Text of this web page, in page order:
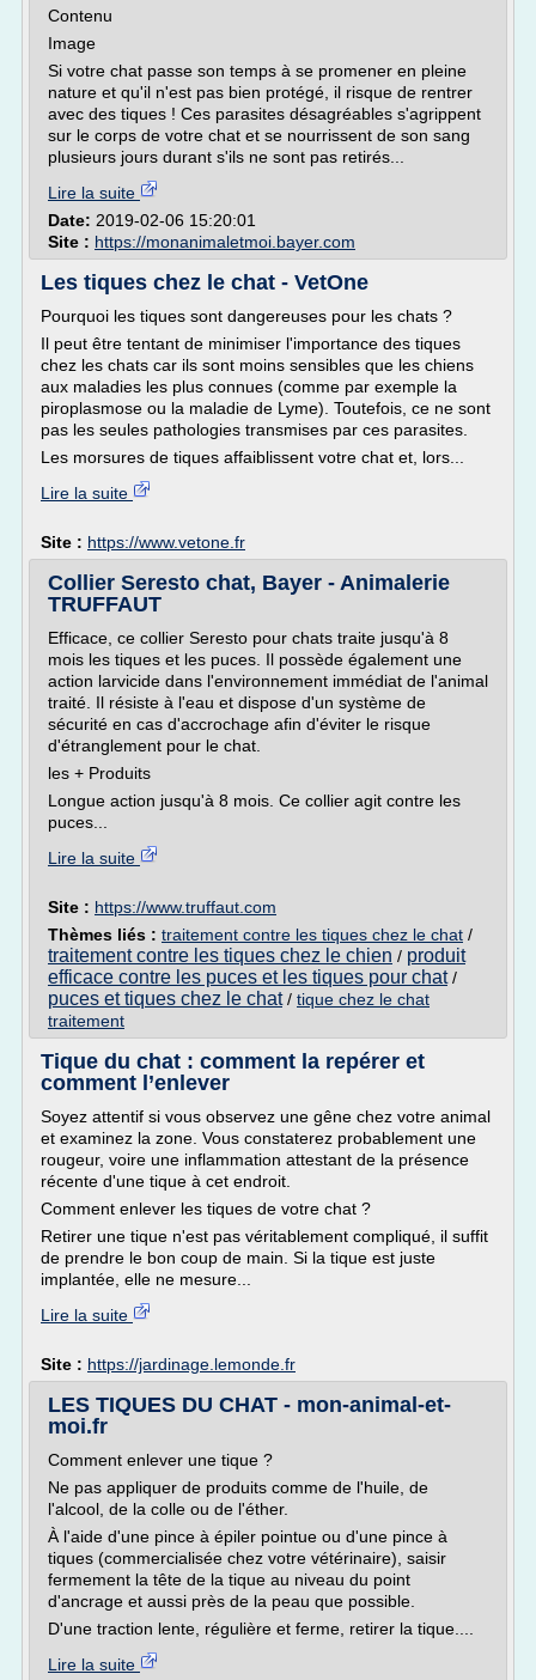
Contenu
Image
Si votre chat passe son temps à se promener en pleine
nature et qu'il n'est pas bien protégé, il risque de rentrer
avec des tiques ! Ces parasites désagréables s'agrippent
sur le corps de votre chat et se nourrissent de son sang
plusieurs jours durant s'ils ne sont pas retirés...
Lire la suite
Date: 2019-02-06 15:20:01
Site : https://monanimaletmoi.bayer.com
Les tiques chez le chat - VetOne
Pourquoi les tiques sont dangereuses pour les chats ?
Il peut être tentant de minimiser l'importance des tiques
chez les chats car ils sont moins sensibles que les chiens
aux maladies les plus connues (comme par exemple la
piroplasmose ou la maladie de Lyme). Toutefois, ce ne sont
pas les seules pathologies transmises par ces parasites.
Les morsures de tiques affaiblissent votre chat et, lors...
Lire la suite
Site : https://www.vetone.fr
Collier Seresto chat, Bayer - Animalerie
TRUFFAUT
Efficace, ce collier Seresto pour chats traite jusqu'à 8
mois les tiques et les puces. Il possède également une
action larvicide dans l'environnement immédiat de l'animal
traité. Il résiste à l'eau et dispose d'un système de
sécurité en cas d'accrochage afin d'éviter le risque
d'étranglement pour le chat.
les + Produits
Longue action jusqu'à 8 mois. Ce collier agit contre les
puces...
Lire la suite
Site : https://www.truffaut.com
Thèmes liés : traitement contre les tiques chez le chat /
traitement contre les tiques chez le chien / produit
efficace contre les puces et les tiques pour chat/
puces et tiques chez le chat/ tique chez le chat
traitement
Tique du chat : comment la repérer et
comment l’enlever
Soyez attentif si vous observez une gêne chez votre animal
et examinez la zone. Vous constaterez probablement une
rougeur, voire une inflammation attestant de la présence
récente d'une tique à cet endroit.
Comment enlever les tiques de votre chat ?
Retirer une tique n'est pas véritablement compliqué, il suffit
de prendre le bon coup de main. Si la tique est juste
implantée, elle ne mesure...
Lire la suite
Site : https://jardinage.lemonde.fr
LES TIQUES DU CHAT - mon-animal-et-
moi.fr
Comment enlever une tique ?
Ne pas appliquer de produits comme de l'huile, de
l'alcool, de la colle ou de l'éther.
À l'aide d'une pince à épiler pointue ou d'une pince à
tiques (commercialisée chez votre vétérinaire), saisir
fermement la tête de la tique au niveau du point
d'ancrage et aussi près de la peau que possible.
D'une traction lente, régulière et ferme, retirer la tique....
Lire la suite